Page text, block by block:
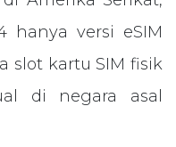
hanya versi eSIM
slot kartu SIM fisik
di negara asal